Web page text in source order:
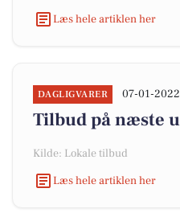
Læs hele artiklen her
DAGLIGVARER 07-01-
Tilbud på næste
Kilde: Lokale tilbud
Læs hele artiklen her